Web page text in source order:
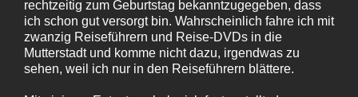
rechtzeitig zum Geburtstag bekanntzugegeben, dass
ich schon gut versorgt bin. Wahrscheinlich fahre ich mit
zwanzig Reiseführern und Reise-DVDs in die
Mutterstadt und komme nicht dazu, irgendwas zu
sehen, weil ich nur in den Reiseführern blättere.